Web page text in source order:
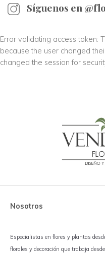
Síguenos en
Error validating access token:
because the user changed
changed the session for
Nosotros
Especialistas en flores y plantas
florales y decoración que trabaja